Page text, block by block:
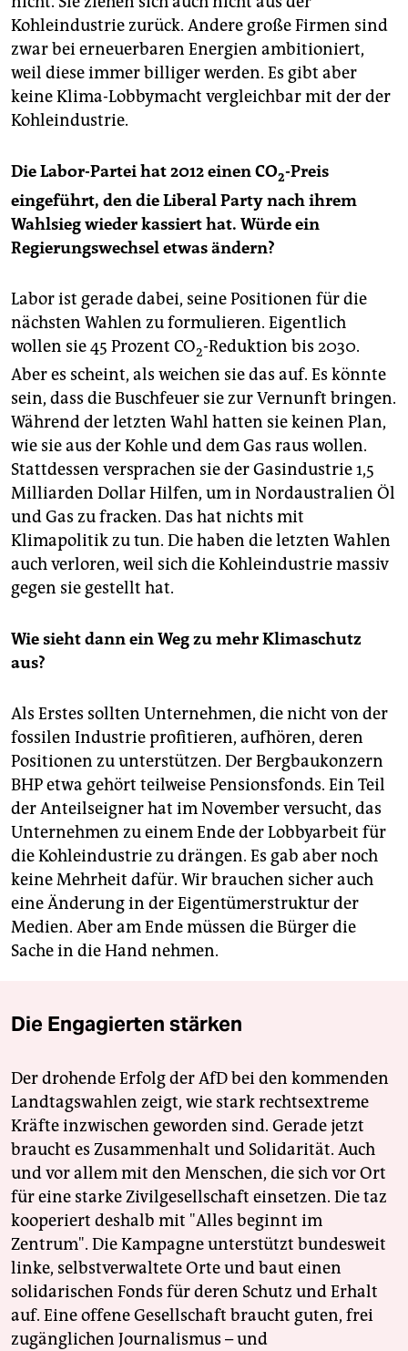
Kohleindustrie zurück. Andere große Firmen sind
zwar bei erneuerbaren Energien ambi­tioniert,
weil diese immer billiger werden. Es gibt aber
keine Klima-Lobbymacht vergleichbar mit der der
Kohleindustrie.
Die Labor-Partei hat 2012 einen CO2-Preis
eingeführt, den die Liberal Party nach ihrem
Wahlsieg wieder kassiert hat. Würde ein
Regierungswechsel etwas ändern?
Labor ist gerade dabei, seine Positionen für die
nächsten Wahlen zu formulieren. Eigentlich
wollen sie 45 Prozent CO2-Reduktion bis 2030.
Aber es scheint, als weichen sie das auf. Es könnte
sein, dass die Buschfeuer sie zur Vernunft bringen.
Während der letzten Wahl hatten sie keinen Plan,
wie sie aus der Kohle und dem Gas raus wollen.
Stattdessen versprachen sie der Gasindustrie 1,5
Milliarden Dollar Hilfen, um in Nordaustralien Öl
und Gas zu fracken. Das hat nichts mit
Klimapolitik zu tun. Die haben die letzten Wahlen
auch verloren, weil sich die Kohleindustrie massiv
gegen sie gestellt hat.
Wie sieht dann ein Weg zu mehr Klimaschutz
aus?
Als Erstes sollten Unternehmen, die nicht von der
fossilen Industrie profitieren, aufhören, deren
Positionen zu unterstützen. Der Bergbaukonzern
BHP etwa gehört teilweise Pensionsfonds. Ein Teil
der Anteilseigner hat im November versucht, das
Unternehmen zu einem Ende der Lobbyarbeit für
die Kohle­industrie zu drängen. Es gab aber noch
keine Mehrheit dafür. Wir brauchen sicher auch
eine Änderung in der Eigentümerstruktur der
Medien. Aber am Ende müssen die Bürger die
Sache in die Hand nehmen.
Die Engagierten stärken
Der drohende Erfolg der AfD bei den kommenden
Landtagswahlen zeigt, wie stark rechtsextreme
Kräfte inzwischen geworden sind. Gerade jetzt
braucht es Zusammenhalt und Solidarität. Auch
und vor allem mit den Menschen, die sich vor Ort
für eine starke Zivilgesellschaft einsetzen. Die taz
kooperiert deshalb mit "Alles beginnt im
Zentrum". Die Kampagne unterstützt bundesweit
linke, selbstverwaltete Orte und baut einen
solidarischen Fonds für deren Schutz und Erhalt
auf. Eine offene Gesellschaft braucht guten, frei
zugänglichen Journalismus – und